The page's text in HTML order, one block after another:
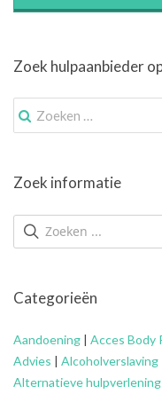
Zoek hulpaanbieder
Zoek
naar:
Zoek informatie
Categorieën
Aandoening | Acces Body
Advies | Alcoholverslaving
Alternatieve hulpverlening